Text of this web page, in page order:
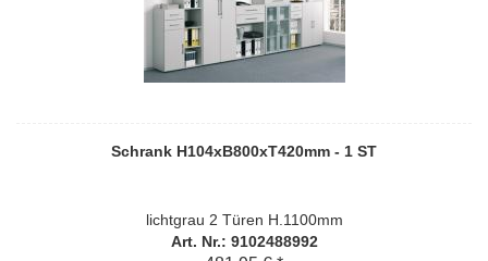
Schrank H104xB800xT420mm - 1 ST
lichtgrau 2 Türen H.1100mm
Art. Nr.: 9102488992